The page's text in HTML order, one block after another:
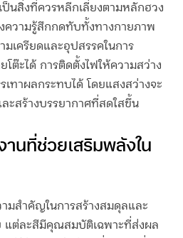
ป็นสิ่งที่ควรหลีกเลี่ยงตามหลักฮวง
ความรู้สึกกดทับทั้งทางกายภาพ
มเครียดและอุปสรรคในการ
โต๊ะได้ การติดตั้งไฟให้ความสว่าง
ทาผลกระทบได้ โดยแสงสว่างจะ
ะสร้างบรรยากาศที่สดใสขึ้น
านที่ช่วยเสริมพลังใน
ามสำคัญในการสร้างสมดุลและ
แต่ละสีมีคุณสมบัติเฉพาะที่ส่งผล